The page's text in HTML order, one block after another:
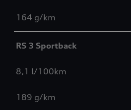
164 g/km
RS 3 Sportback
8,1 l/100km
189 g/km